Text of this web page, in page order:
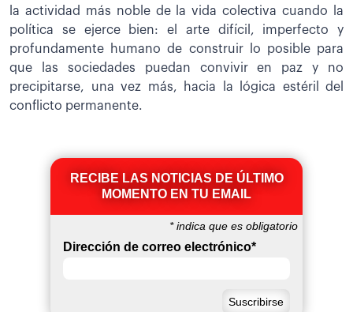
la actividad más noble de la vida colectiva cuando la
política se ejerce bien: el arte difícil, imperfecto y
profundamente humano de construir lo posible para
que las sociedades puedan convivir en paz y no
precipitarse, una vez más, hacia la lógica estéril del
conflicto permanente.
RECIBE LAS NOTICIAS DE ÚLTIMO
MOMENTO EN TU EMAIL
*indica que es obligatorio
Dirección de correo electrónico*